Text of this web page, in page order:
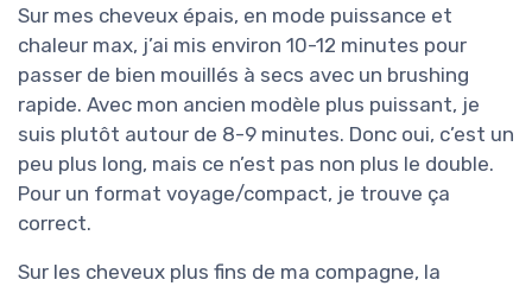
Sur mes cheveux épais, en mode puissance et
chaleur max, j’ai mis environ 10-12 minutes pour
passer de bien mouillés à secs avec un brushing
rapide. Avec mon ancien modèle plus puissant, je
suis plutôt autour de 8-9 minutes. Donc oui, c’est un
peu plus long, mais ce n’est pas non plus le double.
Pour un format voyage/compact, je trouve ça
correct.
Sur les cheveux plus fins de ma compagne, la